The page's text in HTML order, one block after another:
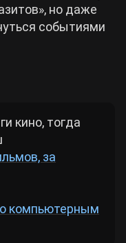
но даже
событиями
кино, тогда
за
компьютерным